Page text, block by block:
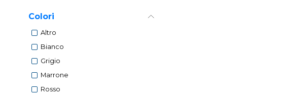
Colori
Altro
Bianco
Grigio
Marrone
Rosso